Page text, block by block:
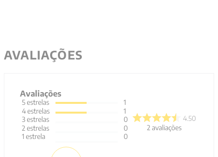
AVALIAÇÕES
Avaliações
5estrelas
4estrelas
3estrelas
2estrelas
1estrela
1
1
0
0
0
4.50
2 avaliações